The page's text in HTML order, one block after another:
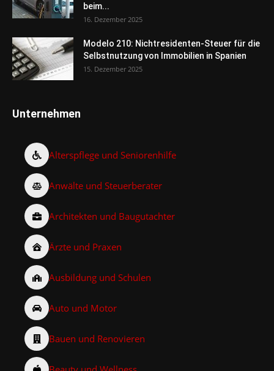
beim...
16. Dezember 2025
Modelo 210: Nichtresidenten-Steuer für die
Selbstnutzung von Immobilien in Spanien
15. Dezember 2025
Unternehmen
Alterspflege und Seniorenhilfe
Anwälte und Steuerberater
Architekten und Baugutachter
Ärzte und Praxen
Ausbildung und Schulen
Auto und Motor
Bauen und Renovieren